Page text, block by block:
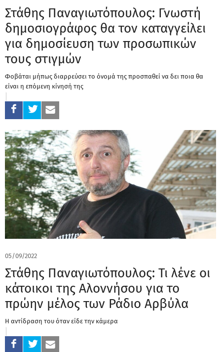
Στάθης Παναγιωτόπουλος: Γνωστή
δημοσιογράφος θα τον καταγγείλει
για δημοσίευση των προσωπικών
τους στιγμών
Φοβάται μήπως διαρρεύσει το όνομά της προσπαθεί να δει ποια θα
είναι η επόμενη κίνησή της
05/09/2022
Στάθης Παναγιωτόπουλος: Τι λένε οι
κάτοικοι της Αλοννήσου για το
πρώην μέλος των Ράδιο Αρβύλα
Η αντίδραση του όταν είδε την κάμερα